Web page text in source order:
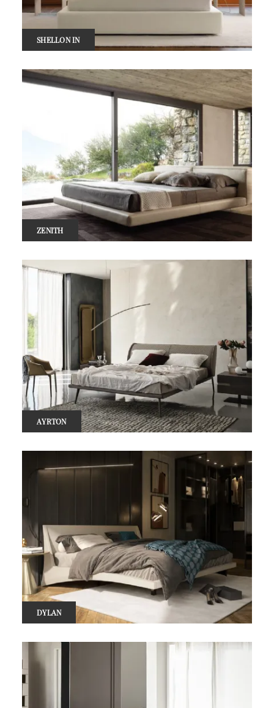
SHELLON IN
ZENITH
AYRTON
DYLAN